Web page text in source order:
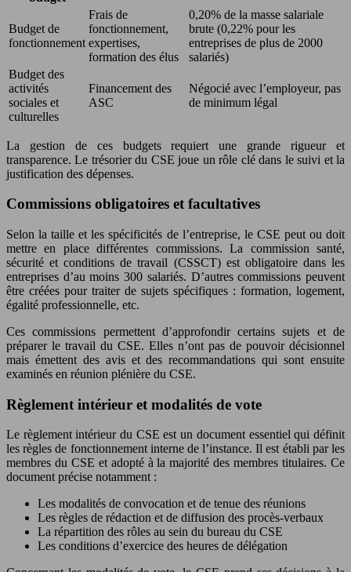
Budget de
fonctionnement
Frais de
fonctionnement,
expertises,
formation des élus
0,20% de la masse salariale
brute (0,22% pour les
entreprises de plus de 2000
salariés)
Budget des
activités
sociales et
culturelles
Financement des
ASC
Négocié avec l’employeur, pas
de minimum légal
La gestion de ces budgets requiert une grande rigueur et
transparence. Le trésorier du CSE joue un rôle clé dans le suivi et la
justification des dépenses.
Commissions obligatoires et facultatives
Selon la taille et les spécificités de l’entreprise, le CSE peut ou doit
mettre en place différentes commissions. La commission santé,
sécurité et conditions de travail (CSSCT) est obligatoire dans les
entreprises d’au moins 300 salariés. D’autres commissions peuvent
être créées pour traiter de sujets spécifiques : formation, logement,
égalité professionnelle, etc.
Ces commissions permettent d’approfondir certains sujets et de
préparer le travail du CSE. Elles n’ont pas de pouvoir décisionnel
mais émettent des avis et des recommandations qui sont ensuite
examinés en réunion plénière du CSE.
Règlement intérieur et modalités de vote
Le règlement intérieur du CSE est un document essentiel qui définit
les règles de fonctionnement interne de l’instance. Il est établi par les
membres du CSE et adopté à la majorité des membres titulaires. Ce
document précise notamment :
Les modalités de convocation et de tenue des réunions
Les règles de rédaction et de diffusion des procès-verbaux
La répartition des rôles au sein du bureau du CSE
Les conditions d’exercice des heures de délégation